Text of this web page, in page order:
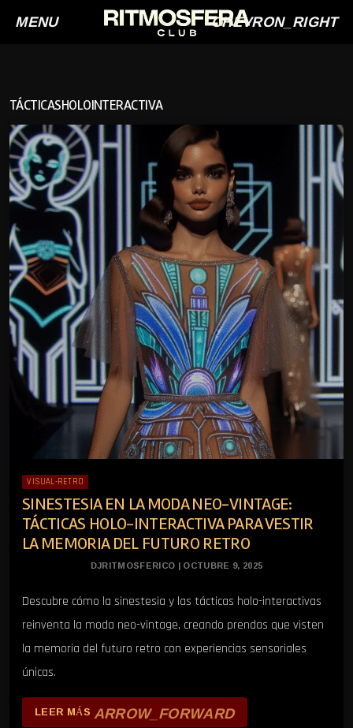
MENU CHEVRON_RIGHT
TÁCTICASHOLOINTERACTIVA
VISUAL-RETRO
SINESTESIA EN LA MODA NEO-VINTAGE:
TÁCTICAS HOLO-INTERACTIVA PARA VESTIR
LA MEMORIA DEL FUTURO RETRO
DJRITMOSFERICO | OCTUBRE 9, 2025
Descubre cómo la sinestesia y las tácticas holo-interactivas
reinventa la moda neo-vintage, creando prendas que visten
la memoria del futuro retro con experiencias sensoriales
únicas.
LEER MÁS ARROW_FORWARD